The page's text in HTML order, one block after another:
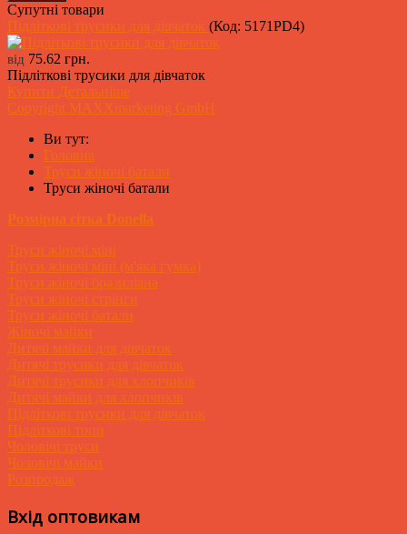
Супутні товари
Підліткові трусики для дівчаток (Код: 5171PD4)
від 75.62 грн.
Підліткові трусики для дівчаток
Купити Детальніше
Copyright MAXXmarketing GmbH
Ви тут:
Головна
Труси жіночі батали
Труси жіночі батали
Розмірна сітка Donella
Труси жіночі міні
Труси жіночі міні (м'яка гумка)
Труси жіночі бразиліана
Труси жіночі стрінги
Труси жіночі батали
Жіночі майки
Дитячі майки для дівчаток
Дитячі трусики для дівчаток
Дитячі трусики для хлопчиків
Дитячі майки для хлопчиків
Підліткові трусики для дівчаток
Підліткові топи
Чоловічі труси
Чоловічі майки
Розпродаж
Вхід оптовикам